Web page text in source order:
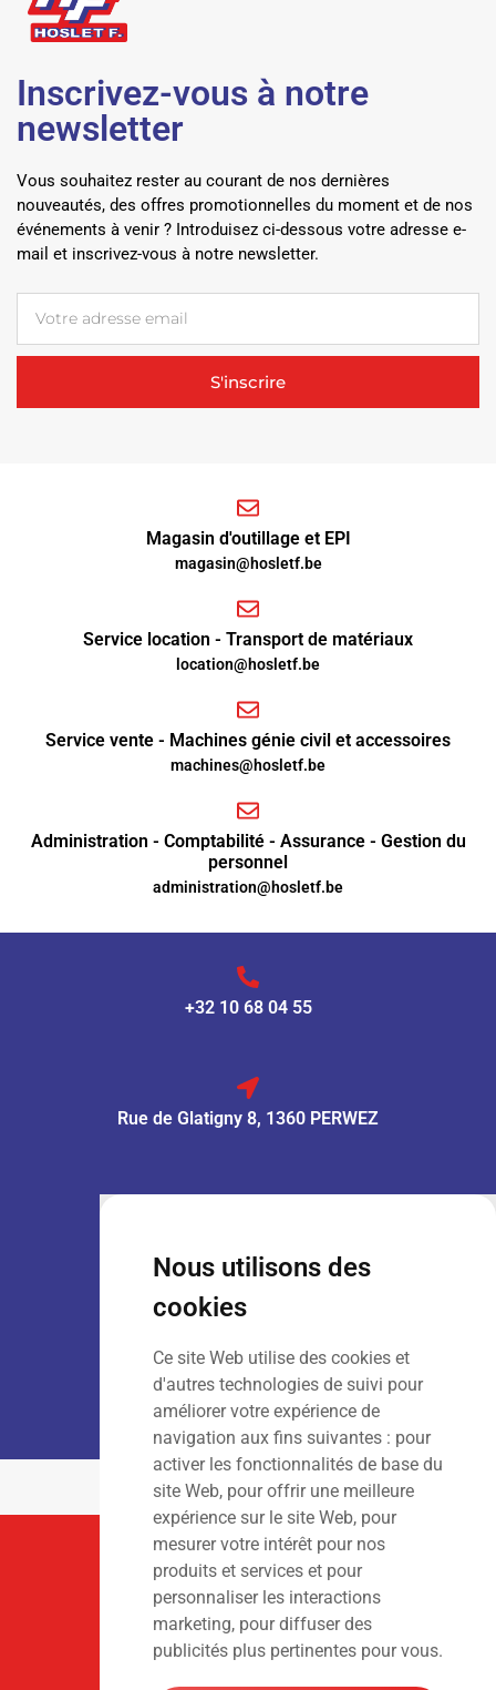
Nous utilisons des
cookies
Ce site Web utilise des cookies et
d'autres technologies de suivi pour
améliorer votre expérience de
navigation aux fins suivantes : pour
activer les fonctionnalités de base du
site Web, pour offrir une meilleure
expérience sur le site Web, pour
mesurer votre intérêt pour nos
produits et services et pour
personnaliser les interactions
marketing, pour diffuser des
publicités plus pertinentes pour vous.
Inscrivez-vous à notre
newsletter
Vous souhaitez rester au courant de nos dernières
nouveautés, des offres promotionnelles du moment et de nos
événements à venir ? Introduisez ci-dessous votre adresse e-
mail et inscrivez-vous à notre newsletter.
S'inscrire
Magasin d'outillage et EPI
magasin@hosletf.be
Service location - Transport de matériaux
location@hosletf.be
Service vente - Machines génie civil et accessoires
machines@hosletf.be
Administration - Comptabilité - Assurance - Gestion du
personnel
administration@hosletf.be
+32 10 68 04 55
Rue de Glatigny 8, 1360 PERWEZ
: 9h00 – 13h00
Dim: Fermé
LOCATION :
Lun – Ven: 7h00 – 18h00
Sam – Dim
: Fermé
Suivez-Nous